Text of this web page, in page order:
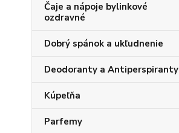
Čaje a nápoje bylinkové
ozdravné
Dobrý spánok a ukľudnenie
Deodoranty a Antiperspiranty
Kúpeľňa
Parfemy